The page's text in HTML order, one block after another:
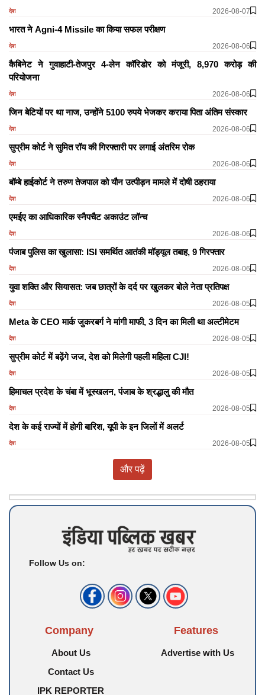
देश 2026-08-07
भारत ने Agni-4 Missile का किया सफल परीक्षण
देश 2026-08-06
कैबिनेट ने गुवाहाटी-तेजपुर 4-लेन कॉरिडोर को मंजूरी, 8,970 करोड़ की
परियोजना
देश 2026-08-06
जिन बेटियों पर था नाज, उन्होंने 5100 रुपये भेजकर कराया पिता अंतिम संस्कार
देश 2026-08-06
सुप्रीम कोर्ट ने सुमित रॉय की गिरफ्तारी पर लगाई अंतरिम रोक
देश 2026-08-06
बॉम्बे हाईकोर्ट ने तरुण तेजपाल को यौन उत्पीड़न मामले में दोषी ठहराया
देश 2026-08-06
एमईए का आधिकारिक स्नैपचैट अकाउंट लॉन्च
देश 2026-08-06
पंजाब पुलिस का खुलासा: ISI समर्थित आतंकी मॉड्यूल तबाह, 9 गिरफ्तार
देश 2026-08-06
युवा शक्ति और सियासत: जब छात्रों के दर्द पर खुलकर बोले नेता प्रतिपक्ष
देश 2026-08-05
Meta के CEO मार्क जुकरबर्ग ने मांगी माफी, 3 दिन का मिली था अल्टीमेटम
देश 2026-08-05
सुप्रीम कोर्ट में बढ़ेंगे जज, देश को मिलेगी पहली महिला CJI!
देश 2026-08-05
हिमाचल प्रदेश के चंबा में भूस्खलन, पंजाब के श्रद्धालु की मौत
देश 2026-08-05
देश के कई राज्यों में होगी बारिश, यूपी के इन जिलों में अलर्ट
देश 2026-08-05
और पढ़ें
Follow Us on:
Company
About Us
Contact Us
IPK REPORTER
Features
Advertise with Us